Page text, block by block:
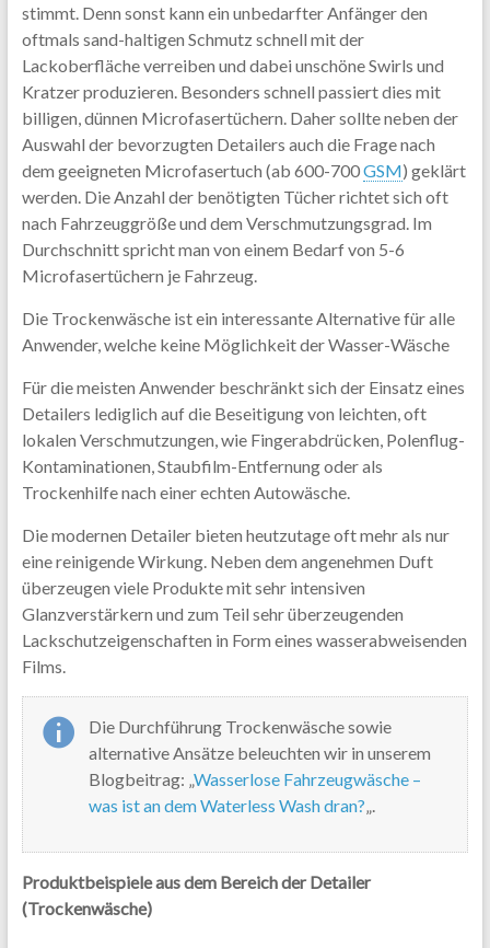
stimmt. Denn sonst kann ein unbedarfter Anfänger den
oftmals sand-haltigen Schmutz schnell mit der
Lackoberfläche verreiben und dabei unschöne Swirls und
Kratzer produzieren. Besonders schnell passiert dies mit
billigen, dünnen Microfasertüchern. Daher sollte neben der
Auswahl der bevorzugten Detailers auch die Frage nach
dem geeigneten Microfasertuch (ab 600-700GSM) geklärt
werden. Die Anzahl der benötigten Tücher richtet sich oft
nach Fahrzeuggröße und dem Verschmutzungsgrad. Im
Durchschnitt spricht man von einem Bedarf von 5-6
Microfasertüchern je Fahrzeug.
Die Trockenwäsche ist ein interessante Alternative für alle
Anwender, welche keine Möglichkeit der Wasser-Wäsche
Für die meisten Anwender beschränkt sich der Einsatz eines
Detailers lediglich auf die Beseitigung von leichten, oft
lokalen Verschmutzungen, wie Fingerabdrücken, Polenflug-
Kontaminationen, Staubfilm-Entfernung oder als
Trockenhilfe nach einer echten Autowäsche.
Die modernen Detailer bieten heutzutage oft mehr als nur
eine reinigende Wirkung. Neben dem angenehmen Duft
überzeugen viele Produkte mit sehr intensiven
Glanzverstärkern und zum Teil sehr überzeugenden
Lackschutzeigenschaften in Form eines wasserabweisenden
Films.
Die Durchführung Trockenwäsche sowie
alternative Ansätze beleuchten wir in unserem
Blogbeitrag: „ Wasserlose Fahrzeugwäsche –
was ist an dem Waterless Wash dran?
Produktbeispiele aus dem Bereich der Detailer
(Trockenwäsche)